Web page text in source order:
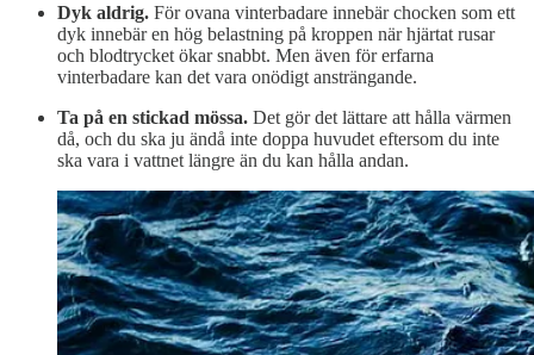
Dyk aldrig. För ovana vinterbadare innebär chocken som ett
dyk innebär en hög belastning på kroppen när hjärtat rusar
och blodtrycket ökar snabbt. Men även för erfarna
vinterbadare kan det vara onödigt ansträngande.
Ta på en stickad mössa. Det gör det lättare att hålla värmen
då, och du ska ju ändå inte doppa huvudet eftersom du inte
ska vara i vattnet längre än du kan hålla andan.